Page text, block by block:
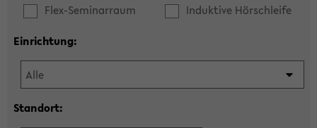
Flex-Seminarraum
Induktive Hörschleife
Einrichtung:
Standort: